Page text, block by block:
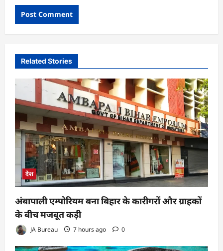
Related Stories
देश
अंबापाली एम्पोरियम बना बिहार के कारीगरों और ग्राहकों
के बीच मजबूत कड़ी
JA Bureau 7 hours ago 0